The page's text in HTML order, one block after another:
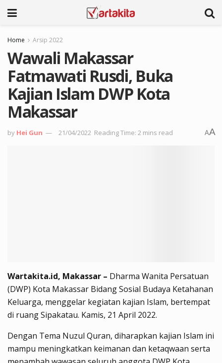
Home Arsip 2022
Wawali Makassar
Fatmawati Rusdi, Buka
Kajian Islam DWP Kota
Makassar
by Hei Gun 21/04/2022 Reading Time: 2 mins read AA
Wartakita.id, Makassar – Dharma Wanita Persatuan
(DWP) Kota Makassar Bidang Sosial Budaya Ketahanan
Keluarga, menggelar kegiatan kajian Islam, bertempat
di ruang Sipakatau. Kamis, 21 April 2022.
Dengan Tema Nuzul Quran, diharapkan kajian Islam ini
mampu meningkatkan keimanan dan ketaqwaan serta